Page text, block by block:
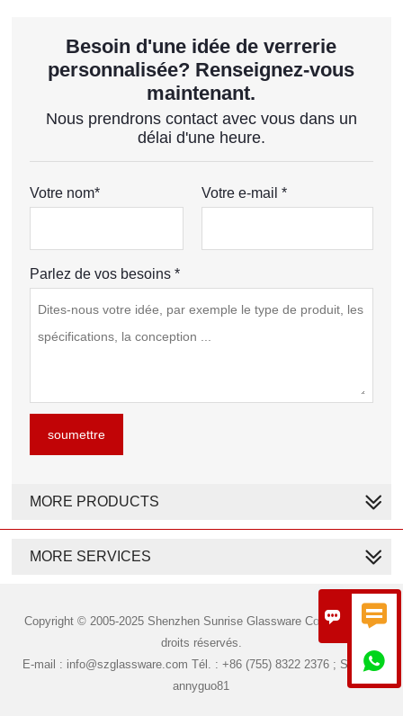
 

Besoin d'une idée de verrerie
personnalisée? Renseignez-vous
maintenant.
Nous prendrons contact avec vous dans un
délai d'une heure.
Votre nom* Votre e-mail *
Parlez de vos besoins *
soumettre
MORE PRODUCTS
MORE SERVICES
Copyright © 2005-2025 Shenzhen Sunrise Glassware Co., Ltd. Tous
droits réservés.
E-mail : info@szglassware.com Tél. : +86 (755) 8322 2376 ; Skype :
annyguo81